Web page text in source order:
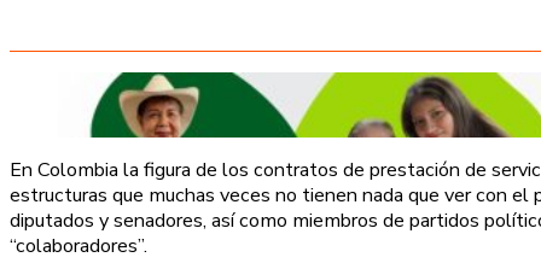
En Colombia la figura de los contratos de prestación de
estructuras que muchas veces no tienen nada que ver con
diputados y senadores, así como miembros de partidos
“colaboradores”.